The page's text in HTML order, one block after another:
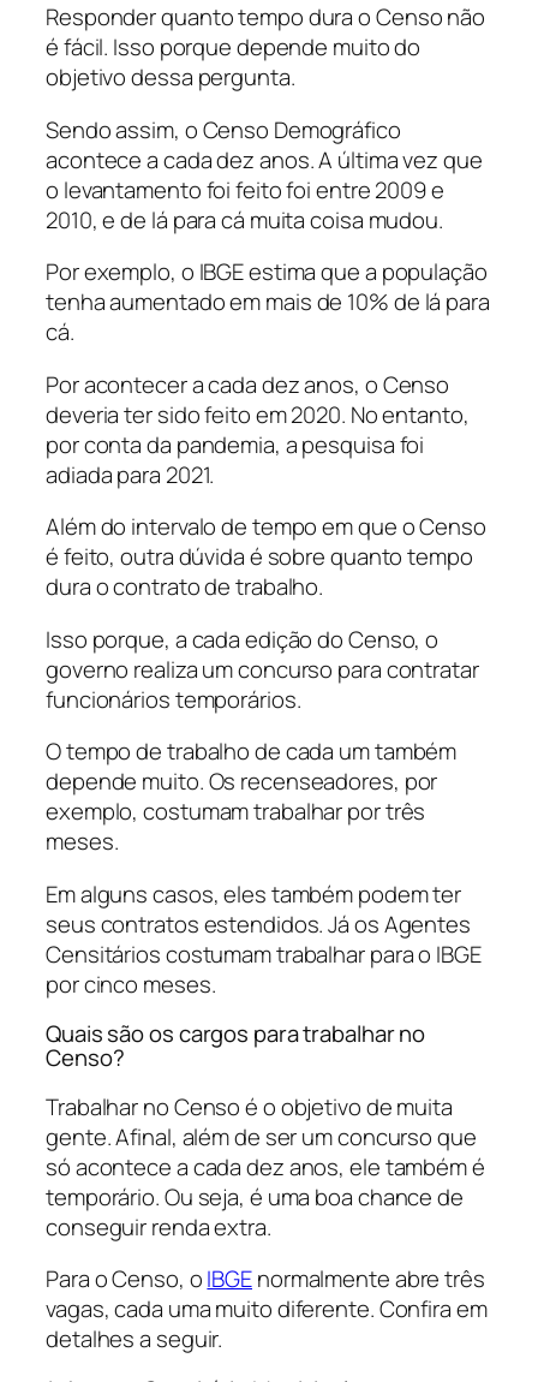
Responder quanto tempo dura o Censo não
é fácil. Isso porque depende muito do
objetivo dessa pergunta.
Sendo assim, o Censo Demográfico
acontece a cada dez anos. A última vez que
o levantamento foi feito foi entre 2009 e
2010, e de lá para cá muita coisa mudou.
Por exemplo, o IBGE estima que a população
tenha aumentado em mais de 10% de lá para
cá.
Por acontecer a cada dez anos, o Censo
deveria ter sido feito em 2020. No entanto,
por conta da pandemia, a pesquisa foi
adiada para 2021.
Além do intervalo de tempo em que o Censo
é feito, outra dúvida é sobre quanto tempo
dura o contrato de trabalho.
Isso porque, a cada edição do Censo, o
governo realiza um concurso para contratar
funcionários temporários.
O tempo de trabalho de cada um também
depende muito. Os recenseadores, por
exemplo, costumam trabalhar por três
meses.
Em alguns casos, eles também podem ter
seus contratos estendidos. Já os Agentes
Censitários costumam trabalhar para o IBGE
por cinco meses.
Quais são os cargos para trabalhar no
Censo?
Trabalhar no Censo é o objetivo de muita
gente. Afinal, além de ser um concurso que
só acontece a cada dez anos, ele também é
temporário. Ou seja, é uma boa chance de
conseguir renda extra.
Para o Censo, oIBGEnormalmente abre três
vagas, cada uma muito diferente. Confira em
detalhes a seguir.